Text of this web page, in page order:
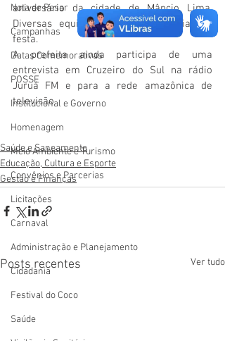
Nota de Pesar
Campanhas
Datas Comemorativas
POSSE
Institucional e Governo
Homenagem
Meio Ambiente e Turismo
Convênios e Parcerias
Licitações
Carnaval
Administração e Planejamento
Cidadania
Festival do Coco
Saúde
aniversário da cidade de Mâncio Lima.
Diversas equipes de vôlei prestigiam a
festa.
A prefeita ainda participa de uma
entrevista em Cruzeiro do Sul na rádio
Juruá FM e para a rede amazônica de
televisão.
Saúde e Saneamento
Educação, Cultura e Esporte
Gestão e Finanças
Posts recentes Ver tudo